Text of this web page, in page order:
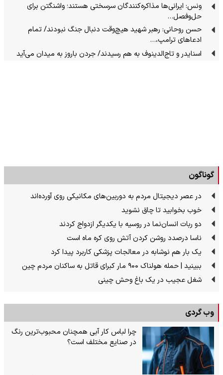
ونس: ایرانی‌ها مذاکره‌کنندگان سرسختی هستند؛ واشنگتن برای
حل‌وفصل…
حسن روحانی: رهبر شهید هیچ‌وقت دنبال جنگ نبودند/ تمام
ادعاهای ترامپ،…
اسنایدر و تاج‌الدینوف به هم رسیدند/ جردن باروز به میدان می‌آید
گوناگون
در عصر دیجیتال مردم به دوربین‌های مکانیکی روی آورده‌اند
خوب بخوابید تا چاق نشوید
دو ربات انسان‌نما در روسیه با یکدیگر ازدواج کردند
ناسا درصدد روشن کردن آتش روی کره ماه است
یک بار هم نوشابه در معالجات پزشکی کاربرد پیدا کرد
ببینید | حمله هولناک ۹۰۰ مار کبرای قاتل به ساکنان مردم چین
شغل عجیب در یک باغ وحش چینی
وب گردی
چرا لباس کار آبی همچنان محبوب‌ترین رنگ
در صنایع مختلف است؟